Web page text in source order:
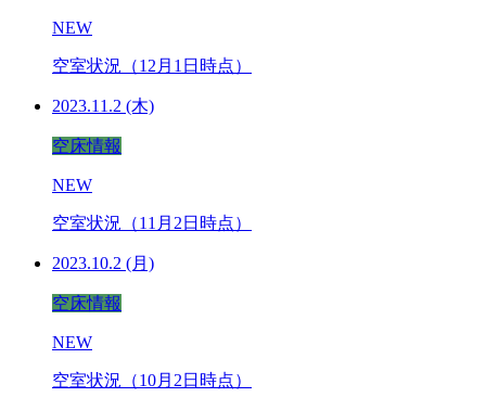
NEW
空室状況（12月1日時点）
2023.11.2 (木)
空床情報
NEW
空室状況（11月2日時点）
2023.10.2 (月)
空床情報
NEW
空室状況（10月2日時点）